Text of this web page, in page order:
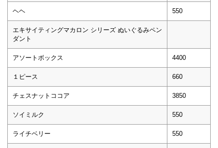
ヘヘ 550
エキサイティングマカロン シリーズ ぬいぐるみペン
ダント
アソートボックス 4400
１ピース 660
チェスナットココア 3850
ソイミルク 550
ライチベリー 550